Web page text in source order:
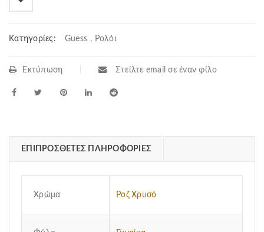
Κατηγορίες: Guess , Ρολόι
Εκτύπωση Στείλτε email σε έναν φίλο
ΕΠΙΠΡΌΣΘΕΤΕΣ ΠΛΗΡΟΦΟΡΊΕΣ
Χρώμα Ροζ Χρυσό